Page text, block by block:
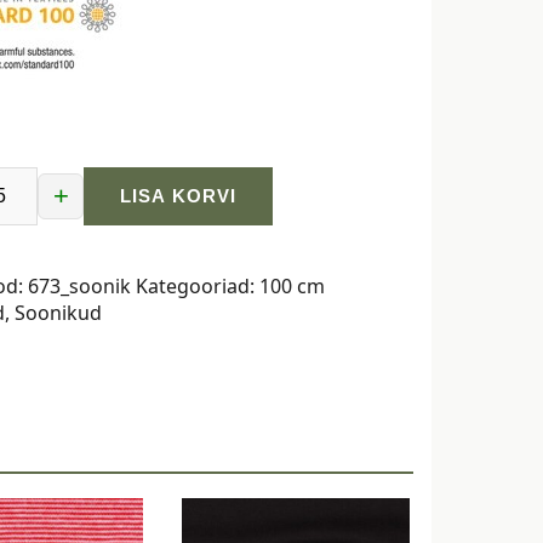
+ LISA KORVI
673_soonik Kategooriad: 100 cm
, Soonikud